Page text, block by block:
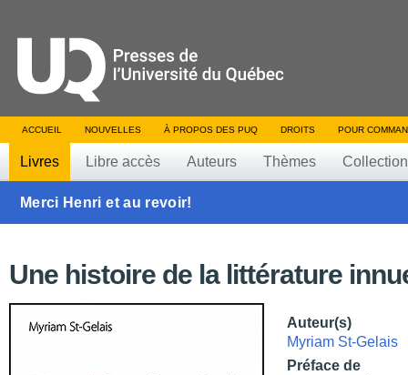
ACCUEIL NOUVELLES À PROPOS DES PUQ DROITS POUR
Livres Libre accès Auteurs Thèmes
Merci Henri et au revoir!
Une histoire de la littérature
Auteur(s)
Myriam St-Gelais
Préface de